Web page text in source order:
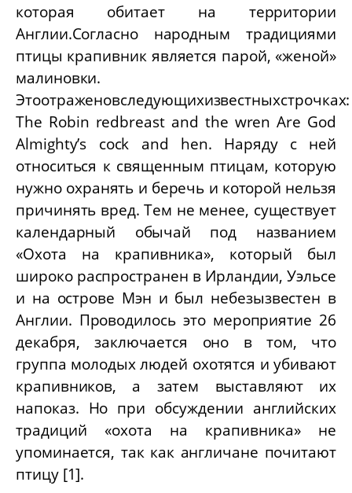
которая обитает на территории
Англии.Согласно народным традициями
птицы крапивник является парой, «женой»
малиновки.
Этоотраженовследующихизвестныхстрочках:
The Robin redbreast and the wren Are God
Almighty’s cock and hen. Наряду с ней
относиться к священным птицам, которую
нужно охранять и беречь и которой нельзя
причинять вред. Тем не менее, существует
календарный обычай под названием
«Охота на крапивника», который был
широко распространен в Ирландии, Уэльсе
и на острове Мэн и был небезызвестен в
Англии. Проводилось это мероприятие 26
декабря, заключается оно в том, что
группа молодых людей охотятся и убивают
крапивников, а затем выставляют их
напоказ. Но при обсуждении английских
традиций «охота на крапивника» не
упоминается, так как англичане почитают
птицу [1].